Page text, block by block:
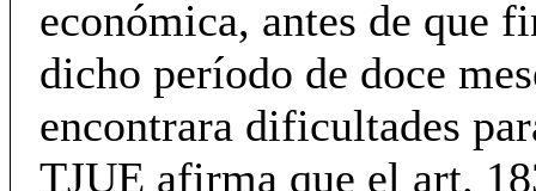
económica, antes de que
dicho período de doce
encontrara dificultades
TJUE afirma que el art.